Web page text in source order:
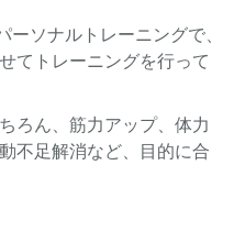
ソナルトレーニングで、
てトレーニングを行って
ろん、筋力アップ、体力
不足解消など、目的に合